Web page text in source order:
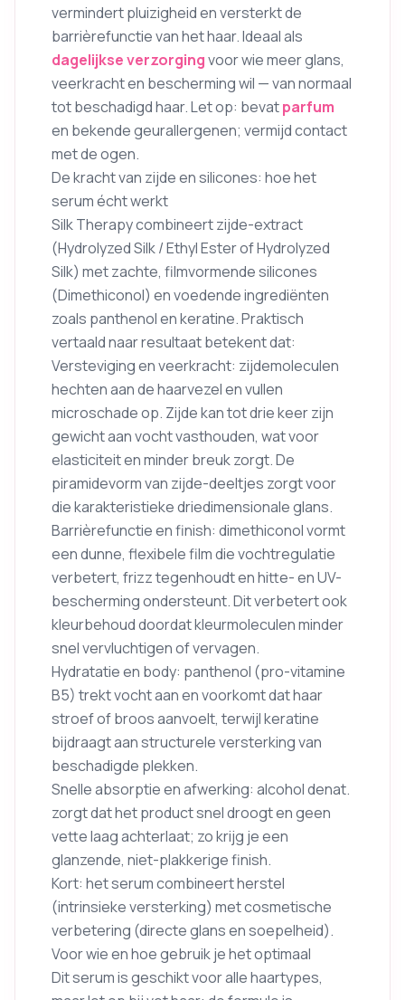
vermindert pluizigheid en versterkt de
barrièrefunctie van het haar. Ideaal als
dagelijkse verzorgingvoor wie meer glans,
veerkracht en bescherming wil — van normaal
tot beschadigd haar. Let op: bevatparfum
en bekende geurallergenen; vermijd contact
met de ogen.
De kracht van zijde en silicones: hoe het
serum écht werkt
Silk Therapy combineert zijde-extract
(Hydrolyzed Silk / Ethyl Ester of Hydrolyzed
Silk) met zachte, filmvormende silicones
(Dimethiconol) en voedende ingrediënten
zoals panthenol en keratine. Praktisch
vertaald naar resultaat betekent dat:
Versteviging en veerkracht: zijdemoleculen
hechten aan de haarvezel en vullen
microschade op. Zijde kan tot drie keer zijn
gewicht aan vocht vasthouden, wat voor
elasticiteit en minder breuk zorgt. De
piramidevorm van zijde-deeltjes zorgt voor
die karakteristieke driedimensionale glans.
Barrièrefunctie en finish: dimethiconol vormt
een dunne, flexibele film die vochtregulatie
verbetert, frizz tegenhoudt en hitte- en UV-
bescherming ondersteunt. Dit verbetert ook
kleurbehoud doordat kleurmoleculen minder
snel vervluchtigen of vervagen.
Hydratatie en body: panthenol (pro-vitamine
B5) trekt vocht aan en voorkomt dat haar
stroef of broos aanvoelt, terwijl keratine
bijdraagt aan structurele versterking van
beschadigde plekken.
Snelle absorptie en afwerking: alcohol denat.
zorgt dat het product snel droogt en geen
vette laag achterlaat; zo krijg je een
glanzende, niet-plakkerige finish.
Kort: het serum combineert herstel
(intrinsieke versterking) met cosmetische
verbetering (directe glans en soepelheid).
Voor wie en hoe gebruik je het optimaal
Dit serum is geschikt voor alle haartypes,